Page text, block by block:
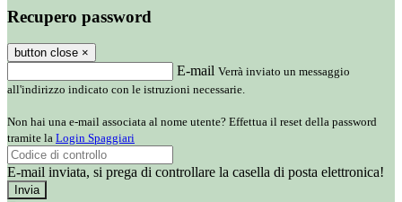
Recupero password
button close ×
E-mail Verrà inviato un messaggio
all'indirizzo indicato con le istruzioni necessarie.
Non hai una e-mail associata al nome utente? Effettua il reset della password
tramite la Login Spaggiari
E-mail inviata, si prega di controllare la casella di posta elettronica!